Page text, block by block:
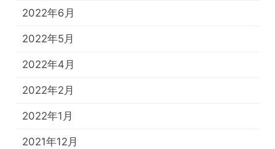
2022年6月
2022年5月
2022年4月
2022年2月
2022年1月
2021年12月